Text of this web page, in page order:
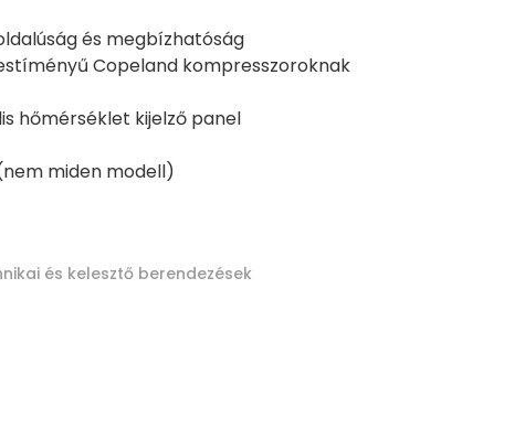
és megbízhatóság
Copeland kompresszoroknak
hőmérséklet kijelző panel
miden modell)
és kelesztő berendezések